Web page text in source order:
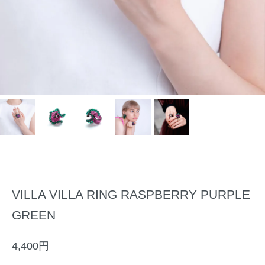
VILLA VILLA RING RASPBERRY PURPLE
GREEN
4,400円